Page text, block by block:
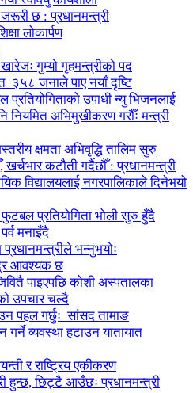
छ : प्रधानमन्त्री
लोकार्पण
गुम्यो गृहमन्त्रीको पद
३५८ जनाले पाए नयाँ दृष्टि
प्रतियोगिताको उपाधी न्यु भिजनलाई
नियमित अभिमुखीकरण गरौँः मन्त्री
क्षमता अभिवृद्धि तालिम सुरु
कटौती गर्दैछौँ : प्रधानमन्त्री
विद्यालयलाई नगरपालिकाले दिनेभयो
फुटबल प्रतियोगिता भोली सुरु हुँदै
मनाइँदै
भन्नुभयोः
आवश्यक छ
पाइएपछि कोशी अस्पतालका
उपचार चल्दै
पहल गर्छुः सांसद तामाङ
व्यवस्था हटाउन यातायात
र राष्ट्रिय एकीकरण
हुन्छ, छिट्टै आउँछः प्रधानमन्त्री